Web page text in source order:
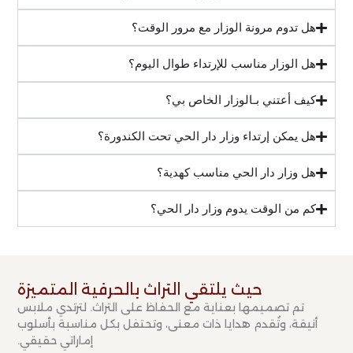
هل تدوم مرونة الوزار مع مرور الوقت؟
هل الوزار مناسب للإرتداء طوال اليوم؟
كيف أعتني بـالوزار الخاص بي؟
هل يمكن إرتداء وزار دار الحي تحت الكندورة؟
هل وزار دار الحي مناسب كهدية؟
كم من الوقت يدوم وزار دار الحي؟
حيث يلتقي التراث بالحرفية المتميزة​
تم تصميمها بعناية مع الحفاظ على التراث. لترتدي ملابس
أنيقة، وتُقدم هدايا ذات معنى، وتحتفل بكل مناسبة بأسلوب
إماراتي حقيقي.